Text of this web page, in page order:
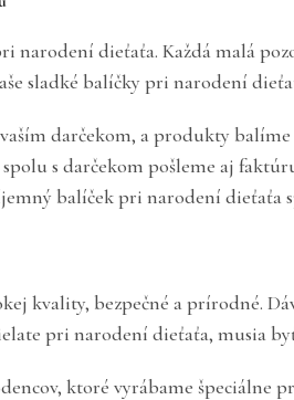
dieťaťa. Každá malá
sladké balíčky pri narodení
darčekom, a produkty
s darčekom pošleme aj
balíček pri narodení
kvality, bezpečné a prírodné.
pri narodení dieťaťa, musia
ktoré vyrábame špeciálne